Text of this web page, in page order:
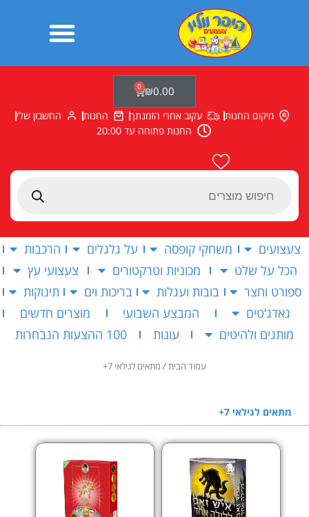
Products
₪0.00
0
עגלת
קניות
מיקום החנות עקוב אחרי הזמנתך החנות
החשבון שלי
החנות פתוחה עד 20:00
צעצועים משחקי קופסה על גלגלים
הרכבות
הכל על שלט
מכוניות וטרקטורים
צעצועי עץ
ספורט וחצר
בובות ועגלות בריכות וים
תינוקות
גאדג’טים
המבצע השבועי
מוצרים חדשים
מותגים ולהיטים
עונות 100 ההצעות הנבחרות
עמוד הבית/ מתאים לגילאי 7+
מתאים לגילאי 7+